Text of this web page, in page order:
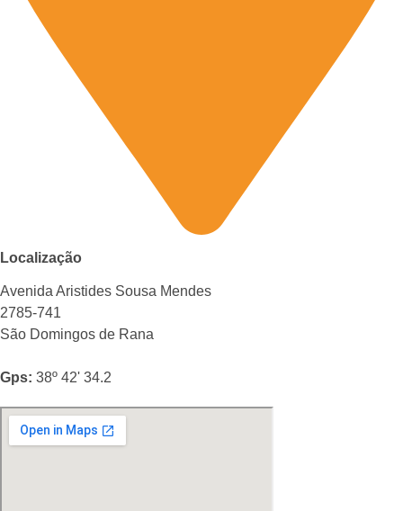
Localização
Avenida Aristides Sousa Mendes
2785-741
São Domingos de Rana
Gps: 38º 42' 34.2